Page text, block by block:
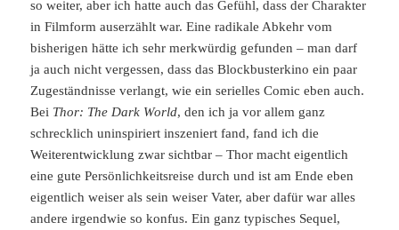
so weiter, aber ich hatte auch das Gefühl, dass der Charakter
in Filmform auserzählt war. Eine radikale Abkehr vom
bisherigen hätte ich sehr merkwürdig gefunden – man darf
ja auch nicht vergessen, dass das Blockbusterkino ein paar
Zugeständnisse verlangt, wie ein serielles Comic eben auch.
Bei Thor: The Dark World, den ich ja vor allem ganz
schrecklich uninspiriert inszeniert fand, fand ich die
Weiterentwicklung zwar sichtbar – Thor macht eigentlich
eine gute Persönlichkeitsreise durch und ist am Ende eben
eigentlich weiser als sein weiser Vater, aber dafür war alles
andere irgendwie so konfus. Ein ganz typisches Sequel,